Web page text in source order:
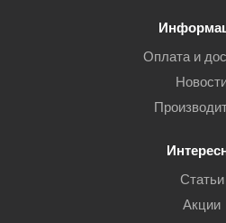
Оплата и
Статьи
Акции